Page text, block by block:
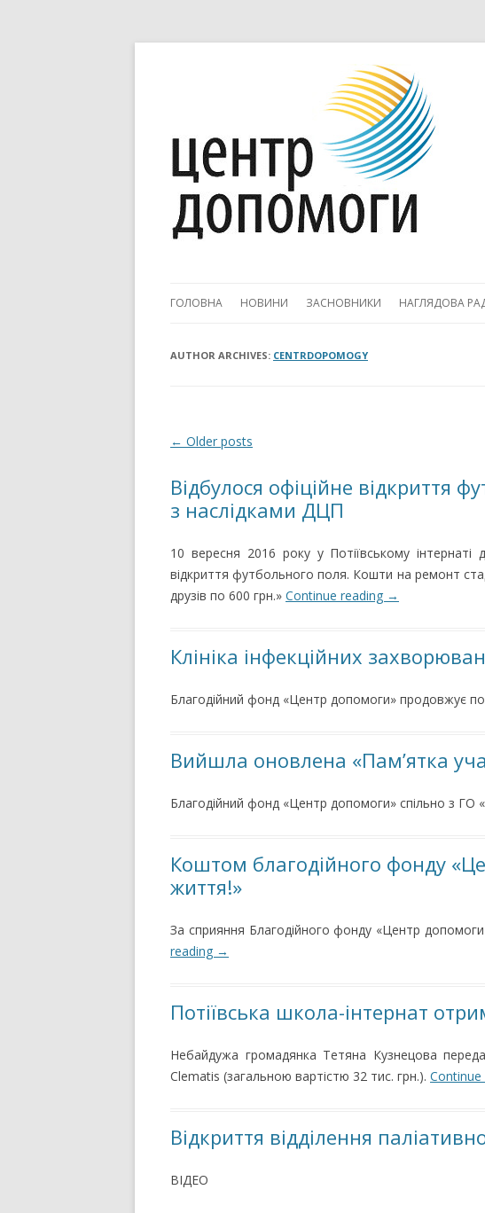
ГОЛОВНА НОВИНИ ЗАСНОВНИКИ НАГЛЯДОВА
AUTHOR ARCHIVES: CENTRDOPOMOGY
Post navigation
← Older posts
Відбулося офіційне відкриття
з наслідками ДЦП
10 вересня 2016 року у Потіївському інтернаті
відкриття футбольного поля. Кошти на ремонт
друзів по 600 грн.» Continue reading →
Клініка інфекційних
Благодійний фонд «Центр допомоги» продовжує
Вийшла оновлена «Пам’ятка
Благодійний фонд «Центр допомоги» спільно з
Коштом благодійного фонду
життя!»
За сприяння Благодійного фонду «Центр
reading →
Потіївська школа-інтернат
Небайдужа громадянка Тетяна Кузнецова
Clematis (загальною вартістю 32 тис. грн.). Continue
Відкриття відділення
ВІДЕО